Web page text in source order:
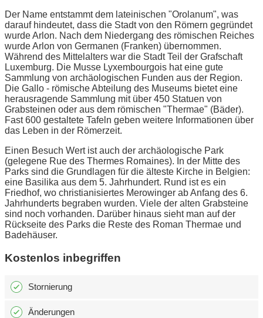
Der Name entstammt dem lateinischen "Orolanum", was
darauf hindeutet, dass die Stadt von den Römern gegründet
wurde Arlon. Nach dem Niedergang des römischen Reiches
wurde Arlon von Germanen (Franken) übernommen.
Während des Mittelalters war die Stadt Teil der Grafschaft
Luxemburg. Die Musse Lyxembourgois hat eine gute
Sammlung von archäologischen Funden aus der Region.
Die Gallo - römische Abteilung des Museums bietet eine
herausragende Sammlung mit über 450 Statuen von
Grabsteinen oder aus dem römischen "Thermae" (Bäder).
Fast 600 gestaltete Tafeln geben weitere Informationen über
das Leben in der Römerzeit.
Einen Besuch Wert ist auch der archäologische Park
(gelegene Rue des Thermes Romaines). In der Mitte des
Parks sind die Grundlagen für die älteste Kirche in Belgien:
eine Basilika aus dem 5. Jahrhundert. Rund ist es ein
Friedhof, wo christianisiertes Merowinger ab Anfang des 6.
Jahrhunderts begraben wurden. Viele der alten Grabsteine
sind noch vorhanden. Darüber hinaus sieht man auf der
Rückseite des Parks die Reste des Roman Thermae und
Badehäuser.
Kostenlos inbegriffen
Stornierung
Änderungen